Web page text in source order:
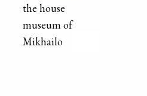
the house
museum of
Mikhailo